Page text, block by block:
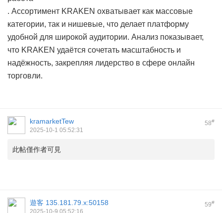
. Ассортимент KRAKEN охватывает как массовые
категории, так и нишевые, что делает платформу
удобной для широкой аудитории. Анализ показывает,
что KRAKEN удаётся сочетать масштабность и
надёжность, закрепляя лидерство в сфере онлайн
торговли.
58#
kramarketTew
2025-10-1 05:52:31
此帖僅作者可見
59#
遊客 135.181.79.x:50158
2025-10-9 05:52:16